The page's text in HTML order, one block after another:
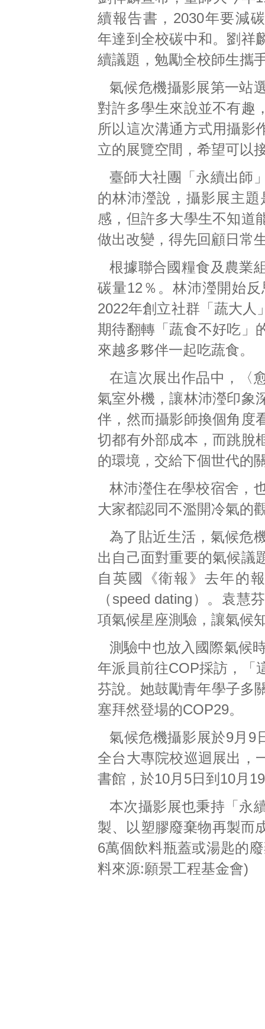
續報告書，2030年要減
年達到全校碳中和。劉祥
續議題，勉勵全校師生攜
氣候危機攝影展第一站
對許多學生來說並不有趣
所以這次溝通方式用攝影
立的展覽空間，希望可以
臺師大社團「永續出師
的林沛瀅說，攝影展主
感，但許多大學生不知道
做出改變，得先回顧日常
根據聯合國糧食及農業
碳量12％。林沛瀅開始
2022年創立社群「蔬大人
期待翻轉「蔬食不好吃」
來越多夥伴一起吃蔬食。
在這次展出作品中，〈
氣室外機，讓林沛瀅印象
伴，然而攝影師換個角度
切都有外部成本，而跳脫
的環境，交給下個世代的
林沛瀅住在學校宿舍，
大家都認同不濫開冷氣的
為了貼近生活，氣候危
出自己面對重要的氣候議
自英國《衛報》去年的
（speed dating）。袁慧
項氣候星座測驗，讓氣候
測驗中也放入國際氣候
年派員前往COP採訪，「
芬說。她鼓勵青年學子多
塞拜然登場的COP29。
氣候危機攝影展於9月9
全台大專院校巡迴展出，
書館，於10月5日到10月
本次攝影展也秉持「永
製、以塑膠廢棄物再製而
6萬個飲料瓶蓋或湯匙的
料來源:願景工程基金會)